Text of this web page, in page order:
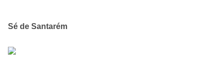
Sé de Santarém